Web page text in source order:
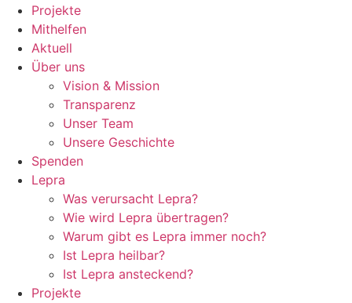
Projekte
Mithelfen
Aktuell
Über uns
Vision & Mission
Transparenz
Unser Team
Unsere Geschichte
Spenden
Lepra
Was verursacht Lepra?
Wie wird Lepra übertragen?
Warum gibt es Lepra immer noch?
Ist Lepra heilbar?
Ist Lepra ansteckend?
Projekte